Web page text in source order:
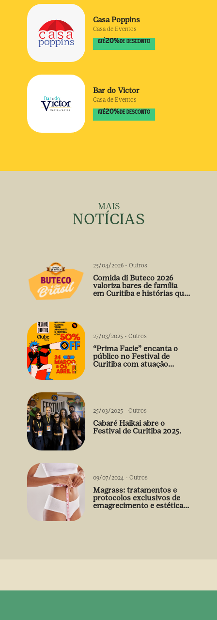
Casa Poppins
Casa de Eventos
ATÉ20% DE DESCONTO
Bar do Victor
Casa de Eventos
ATÉ20% DE DESCONTO
MAIS
NOTÍCIAS
25/04/2026 - Outros
Comida di Buteco 2026
valoriza bares de família
em Curitiba e histórias que
27/03/2025 - Outros
“Prima Facie” encanta o
público no Festival de
Curitiba com atuação
25/03/2025 - Outros
Cabaré Haikai abre o
Festival de Curitiba 2025.
09/07/2024 - Outros
Magrass: tratamentos e
protocolos exclusivos de
emagrecimento e estética